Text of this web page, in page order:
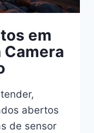
em
Camera
abertos
de sensor